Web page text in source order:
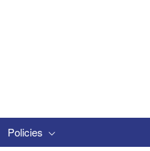
Policies